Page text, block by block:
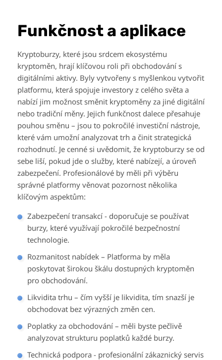
Funkčnost a aplikace
Kryptoburzy, které jsou srdcem ekosystému
kryptoměn, hrají klíčovou roli při obchodování s
digitálními aktivy. Byly vytvořeny s myšlenkou vytvořit
platformu, která spojuje investory z celého světa a
nabízí jim možnost směnit kryptoměny za jiné digitální
nebo tradiční měny. Jejich funkčnost dalece přesahuje
pouhou směnu – jsou to pokročilé investiční nástroje,
které vám umožní analyzovat trh a činit strategická
rozhodnutí. Je cenné si uvědomit, že kryptoburzy se od
sebe liší, pokud jde o služby, které nabízejí, a úroveň
zabezpečení. Profesionálové by měli při výběru
správné platformy věnovat pozornost několika
klíčovým aspektům:
Zabezpečení transakcí - doporučuje se používat
burzy, které využívají pokročilé bezpečnostní
technologie.
Rozmanitost nabídek – Platforma by měla
poskytovat širokou škálu dostupných kryptoměn
pro obchodování.
Likvidita trhu – čím vyšší je likvidita, tím snazší je
obchodovat bez výrazných změn cen.
Poplatky za obchodování – měli byste pečlivě
analyzovat strukturu poplatků každé burzy.
Technická podpora - profesionální zákaznický servis